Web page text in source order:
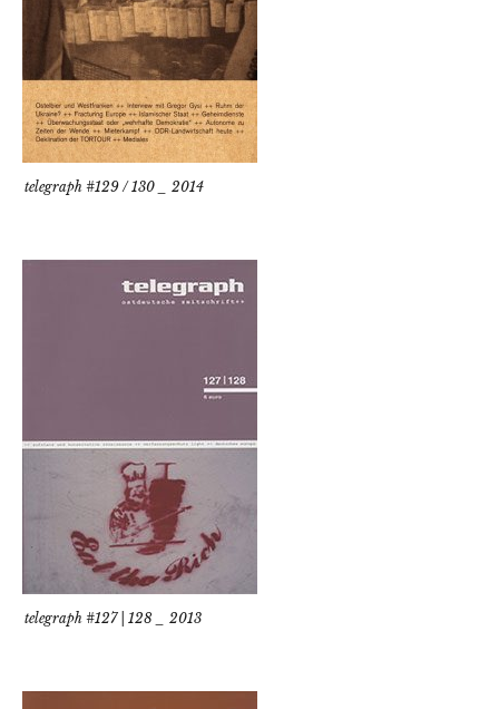
telegraph #129 / 130 _ 2014
telegraph #127 | 128 _ 2013